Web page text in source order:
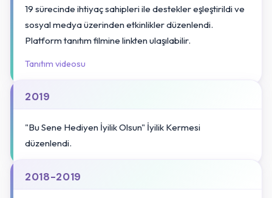
19 sürecinde ihtiyaç sahipleri ile destekler eşleştirildi ve
sosyal medya üzerinden etkinlikler düzenlendi.
Platform tanıtım filmine linkten ulaşılabilir.
Tanıtım videosu
2019
"Bu Sene Hediyen İyilik Olsun" İyilik Kermesi
düzenlendi.
2018-2019